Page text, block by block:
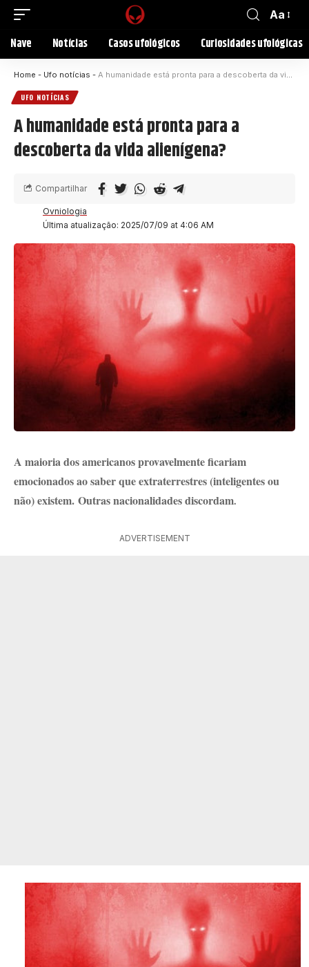
Aa
Nave Notícias Casos ufológicos Curiosidades ufológicas
Home - Ufo notícias - A humanidade está pronta para a descoberta da vida alienígena?
UFO NOTÍCIAS
A humanidade está pronta para a
descoberta da vida alienígena?
Última atualização: 2025/07/09 at 4:06 AM
Ovniologia
Compartilhar
A maioria dos americanos provavelmente ficariam
emocionados ao saber que extraterrestres (inteligentes ou
não) existem. Outras nacionalidades discordam.
ADVERTISEMENT